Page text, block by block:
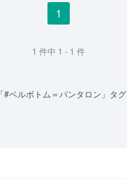
1
1 件中 1 - 1 件
「#ベルボトム＝パンタロン」タグ